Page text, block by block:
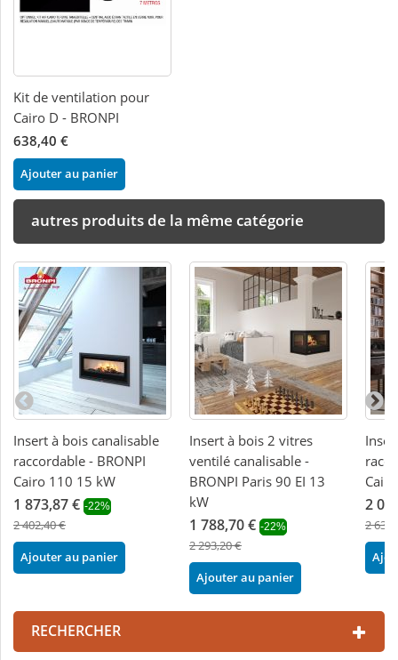
Kit de ventilation pour
Cairo D - BRONPI
638,40 €
Ajouter au panier
autres produits de la même catégorie
Insert à bois canalisable
raccordable - BRONPI
Cairo 110 15 kW
1 873,87 € -22%
2 402,40 €
Ajouter au panier
Insert à bois 2 vitres
ventilé canalisable -
BRONPI Paris 90 EI 13
kW
1 788,70 € -22%
2 293,20 €
Ajouter au panier
2
2
RECHERCHER